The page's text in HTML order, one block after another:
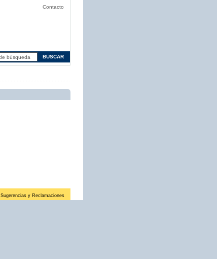
Contacto
Sugerencias y Reclamaciones